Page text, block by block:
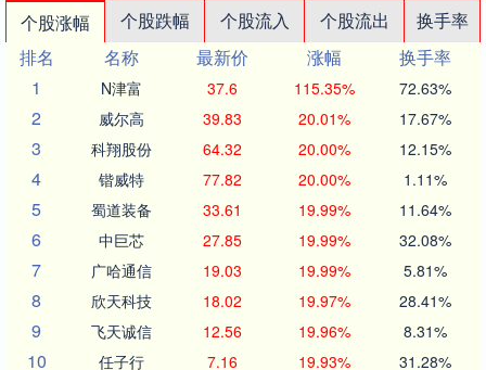
个股涨幅 个股跌幅 个股流入 个股流出
换手率
排名
名称 最新价 涨幅
换手率
1
N津富 37.6 115.35% 72.63%
2 威尔高 39.83 20.01% 17.67%
3 科翔股份 64.32 20.00% 12.15%
4 锴威特 77.82 20.00% 1.11%
5 蜀道装备 33.61 19.99% 11.64%
6 中巨芯 27.85 19.99% 32.08%
7 广哈通信 19.03 19.99% 5.81%
8 欣天科技 18.02 19.97% 28.41%
9 飞天诚信 12.56 19.96% 8.31%
10 任子行 7.16 19.93% 31.28%